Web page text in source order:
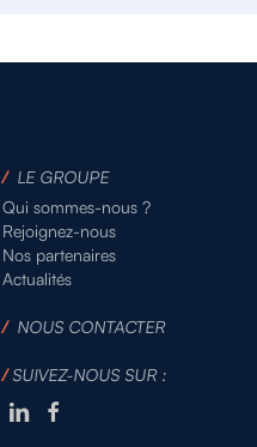
/ LE GROUPE
Qui sommes-nous ?
Rejoignez-nous
Nos partenaires
Actualités
/NOUS CONTACTER
/SUIVEZ-NOUS SUR :